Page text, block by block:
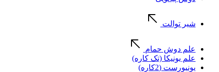
شیر توالت
علم دوش حمام
علم یونیکا (تک کاره)
یونیورست (2کاره)